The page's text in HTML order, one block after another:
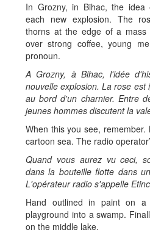
In Grozny, in Bihac, the idea
each new explosion. The
thorns at the edge of a mass
over strong coffee, young
pronoun.
A Grozny, à Bihac, l'idée
nouvelle explosion. La rose est
au bord d'un charnier. Entre
jeunes hommes discutent la
When this you see,
cartoon sea. The radio
Quand vous aurez vu ceci,
dans la bouteille flotte dans
L'opérateur radio s'appelle
Hand outlined in paint on
playground into a swamp.
on the middle lake.